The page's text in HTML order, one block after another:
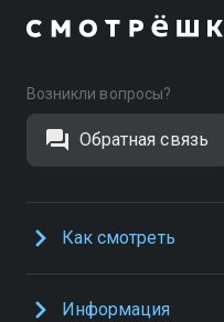
Возникли вопросы?
Обратная связь
Как смотреть
Информация